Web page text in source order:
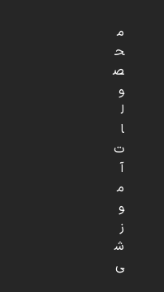
م
ح
ص
و
ل
ا
ت
آ
م
و
ز
ش
ی